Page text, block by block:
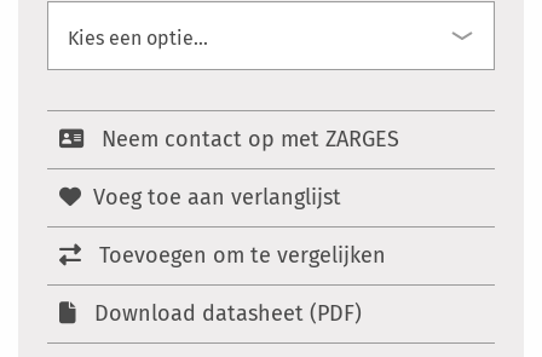
Neem contact op met ZARGES
Voeg toe aan verlanglijst
Toevoegen om te vergelijken
Download datasheet (PDF)